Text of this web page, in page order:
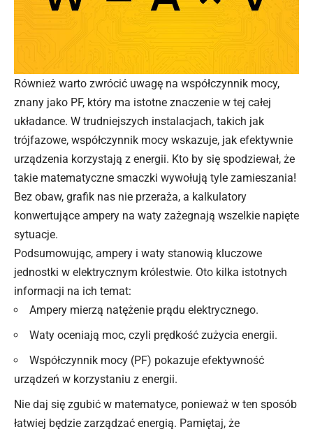
Również warto zwrócić uwagę na współczynnik mocy,
znany jako PF, który ma istotne znaczenie w tej całej
układance. W trudniejszych instalacjach, takich jak
trójfazowe, współczynnik mocy wskazuje, jak efektywnie
urządzenia korzystają z energii. Kto by się spodziewał, że
takie matematyczne smaczki wywołują tyle zamieszania!
Bez obaw, grafik nas nie przeraża, a kalkulatory
konwertujące ampery na waty zażegnają wszelkie napięte
sytuacje.
Podsumowując, ampery i waty stanowią kluczowe
jednostki w elektrycznym królestwie. Oto kilka istotnych
informacji na ich temat:
Ampery mierzą natężenie prądu elektrycznego.
Waty oceniają moc, czyli prędkość zużycia energii.
Współczynnik mocy (PF) pokazuje efektywność
urządzeń w korzystaniu z energii.
Nie daj się zgubić w matematyce, ponieważ w ten sposób
łatwiej będzie zarządzać energią. Pamiętaj, że